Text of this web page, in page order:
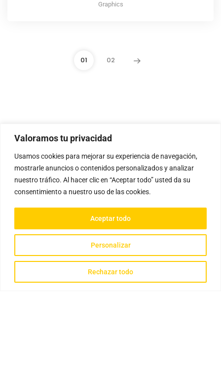
Valoramos tu privacidad
Usamos cookies para mejorar su experiencia de navegación,
mostrarle anuncios o contenidos personalizados y analizar
nuestro tráfico. Al hacer clic en “Aceptar todo” usted da su
consentimiento a nuestro uso de las cookies.
Personalizar
Rechazar todo
Aceptar todo
Graphics
01 02